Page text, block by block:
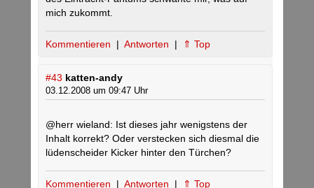
mich zukommt.
Kommentieren | Antworten | ⇑ Top
#43 katten-andy
03.12.2008 um 09:47 Uhr
@herr wieland: Ist dieses jahr wenigstens der
Inhalt korrekt? Oder verstecken sich diesmal die
lüdenscheider Kicker hinter den Türchen?
Kommentieren | Antworten | ⇑ Top